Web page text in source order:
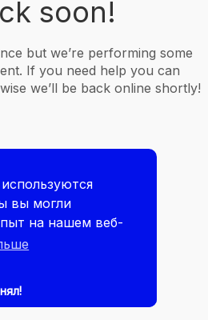
вы могли
на нашем веб-
soon!
but we’re performing some
If you need help you can
we’ll be back online shortly!